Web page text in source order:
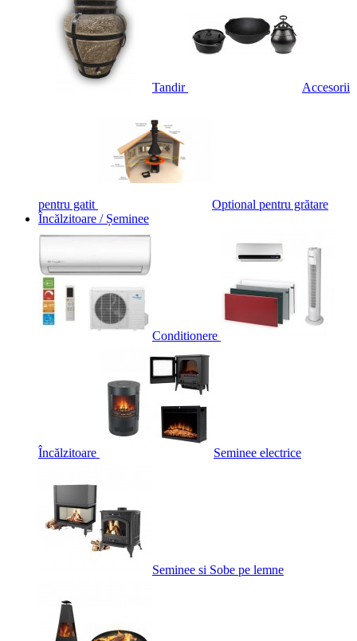
Tandir Accesorii
pentru gatit
Optional pentru grătare
Încălzitoare / Șeminee
Conditionere
Încălzitoare Seminee electrice
Seminee si Sobe pe lemne